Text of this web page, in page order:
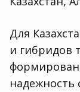
Для
и гибридов